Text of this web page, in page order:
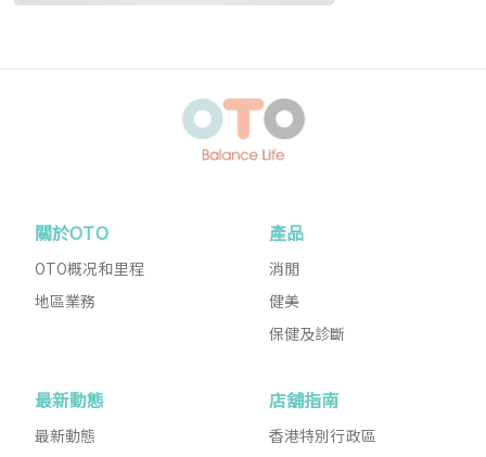
關於OTO
OTO概况和里程
地區業務
產品
消閒
健美
保健及診斷
最新動態
最新動態
店舖指南
香港特別行政區